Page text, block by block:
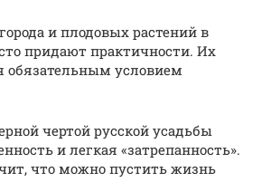
и плодовых растений в
придают практичности. Их
обязательным условием
чертой русской усадьбы
и легкая «затрепанность».
что можно пустить жизнь